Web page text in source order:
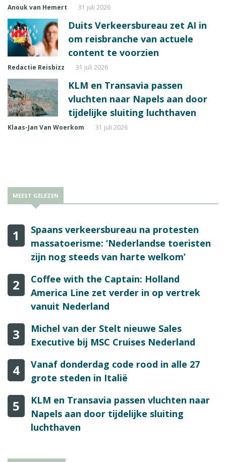
Anouk van Hemert 31 juli 2026
Duits Verkeersbureau zet AI in
om reisbranche van actuele
content te voorzien
Redactie Reisbizz 31 juli 2026
KLM en Transavia passen
vluchten naar Napels aan door
tijdelijke sluiting luchthaven
Klaas-Jan Van Woerkom 31 juli 2026
MEEST GELEZEN
1
Spaans verkeersbureau na protesten
massatoerisme: ‘Nederlandse toeristen
zijn nog steeds van harte welkom’
2
Coffee with the Captain: Holland
America Line zet verder in op vertrek
vanuit Nederland
3
Michel van der Stelt nieuwe Sales
Executive bij MSC Cruises Nederland
4
Vanaf donderdag code rood in alle 27
grote steden in Italië
5
KLM en Transavia passen vluchten naar
Napels aan door tijdelijke sluiting
luchthaven